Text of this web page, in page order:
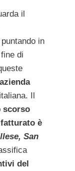
il
in
di
Il
scorso
è
San
del